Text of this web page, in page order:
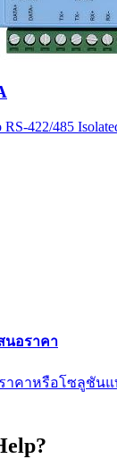
RS-422/485
นอราคา
าคาหรือโซลูชัน